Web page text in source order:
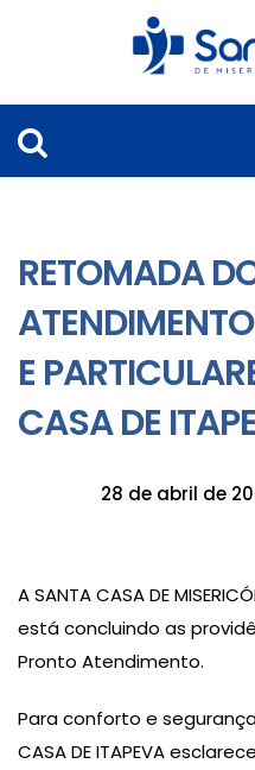
RETOMADA
E
CASA DE
28 de abril de
A SANTA CASA DE
está concluindo as
Pronto Atendimento.
Para conforto e
CASA DE ITAPEVA